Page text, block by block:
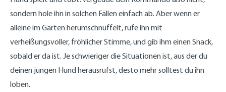
sondern hole ihn in solchen Fällen einfach ab. Aber wenn er
alleine im Garten herumschnüffelt, rufe ihn mit
verheißungsvoller, fröhlicher Stimme, und gib ihm einen Snack,
sobald er da ist. Je schwieriger die Situationen ist, aus der du
deinen jungen Hund herausrufst, desto mehr solltest du ihn
loben.